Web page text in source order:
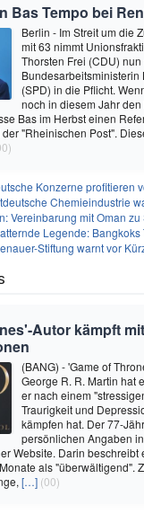
Bas Tempo bei
Berlin - Im Streit um die
mit 63 nimmt
Thorsten Frei (CDU) nun
Bundesarbeitsministerin
(SPD) in die Pflicht.
noch in diesem Jahr
Bas im Herbst einen
"Rheinischen Post".
Konzerne profitieren von US-
Chemieindustrie warnt
Vereinbarung mit Oman zu Straße
Legende: Bangkoks
Stiftung warnt vor Kürzungen
Autor kämpft
(BANG) - 'Game of
George R. R. Martin hat
er nach einem
Traurigkeit und
kämpfen hat. Der 77-
persönlichen Angaben
Website. Darin beschreibt
als "überwältigend".
[…] (00)